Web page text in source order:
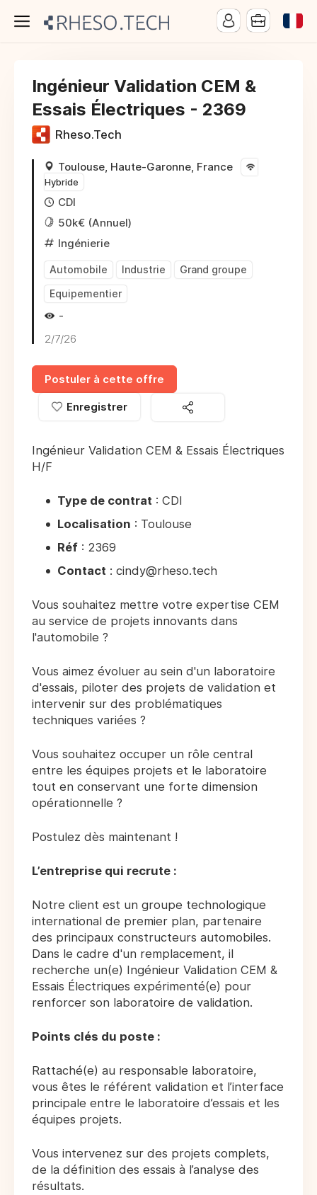
Ingénieur Validation CEM &
Essais Électriques - 2369
Rheso.Tech
Toulouse, Haute-Garonne, France
Hybride
CDI
50k€ (Annuel)
Ingénierie
Automobile Industrie
Grand groupe
Equipementier
-
2/7/26
Postuler à cette offre
Enregistrer
Ingénieur Validation CEM & Essais Électriques
H/F
Type de contrat : CDI
Localisation : Toulouse
Réf : 2369
Contact : cindy@rheso.tech
Vous souhaitez mettre votre expertise CEM
au service de projets innovants dans
l'automobile ?
Vous aimez évoluer au sein d'un laboratoire
d'essais, piloter des projets de validation et
intervenir sur des problématiques
techniques variées ?
Vous souhaitez occuper un rôle central
entre les équipes projets et le laboratoire
tout en conservant une forte dimension
opérationnelle ?
Postulez dès maintenant !
L’entreprise qui recrute :
Notre client est un groupe technologique
international de premier plan, partenaire
des principaux constructeurs automobiles.
Dans le cadre d'un remplacement, il
recherche un(e) Ingénieur Validation CEM &
Essais Électriques expérimenté(e) pour
renforcer son laboratoire de validation.
Points clés du poste :
Rattaché(e) au responsable laboratoire,
vous êtes le référent validation et l’interface
principale entre le laboratoire d’essais et les
équipes projets.
Vous intervenez sur des projets complets,
de la définition des essais à l’analyse des
résultats.